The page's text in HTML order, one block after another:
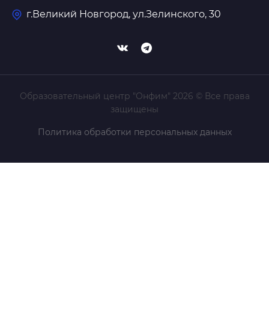
г.Великий Новгород, ул.Зелинского, 30
Образовательный центр "Онфим" 2026 © Все права
защищены
Политика обработки персональных данных